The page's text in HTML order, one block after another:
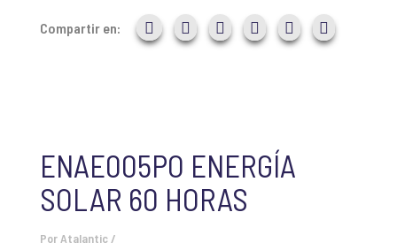
Compartir en:
ENAE005PO ENERGÍA
SOLAR 60 HORAS
Por Atalantic /